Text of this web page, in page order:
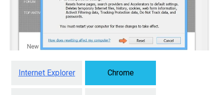
Internet Explorer Chrome